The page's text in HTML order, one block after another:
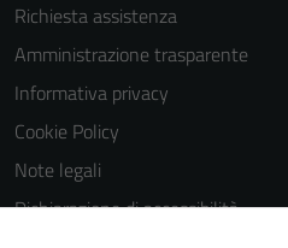
Richiesta assistenza
Amministrazione trasparente
Informativa privacy
Cookie Policy
Note legali
Dichiarazione di accessibilità